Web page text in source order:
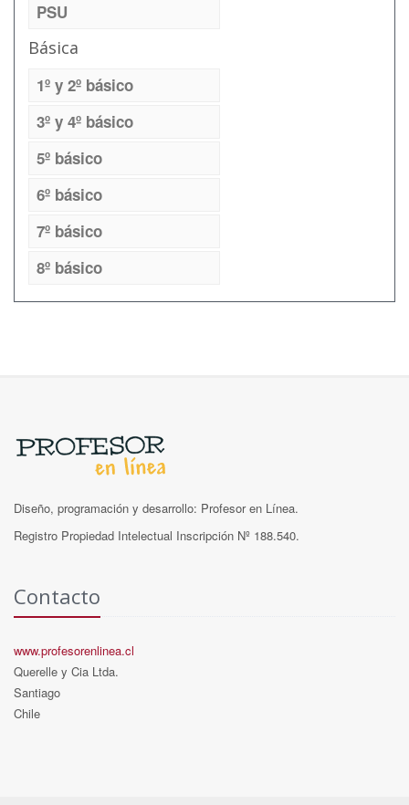
PSU
Básica
1º y 2º básico
3º y 4º básico
5º básico
6º básico
7º básico
8º básico
Diseño, programación y desarrollo: Profesor en Línea.
Registro Propiedad Intelectual Inscripción Nº 188.540.
Contacto
www.profesorenlinea.cl
Querelle y Cia Ltda.
Santiago
Chile